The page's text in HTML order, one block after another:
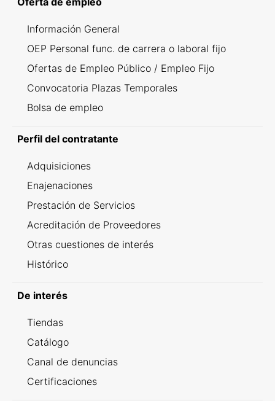
Información General
OEP Personal func. de carrera o laboral fijo
Ofertas de Empleo Público / Empleo Fijo
Convocatoria Plazas Temporales
Bolsa de empleo
Perfil del contratante
Adquisiciones
Enajenaciones
Prestación de Servicios
Acreditación de Proveedores
Otras cuestiones de interés
Histórico
De interés
Tiendas
Catálogo
Canal de denuncias
Certificaciones